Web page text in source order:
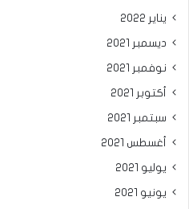
يناير 2022
ديسمبر 2021
نوفمبر 2021
أكتوبر 2021
سبتمبر 2021
أغسطس 2021
يوليو 2021
يونيو 2021